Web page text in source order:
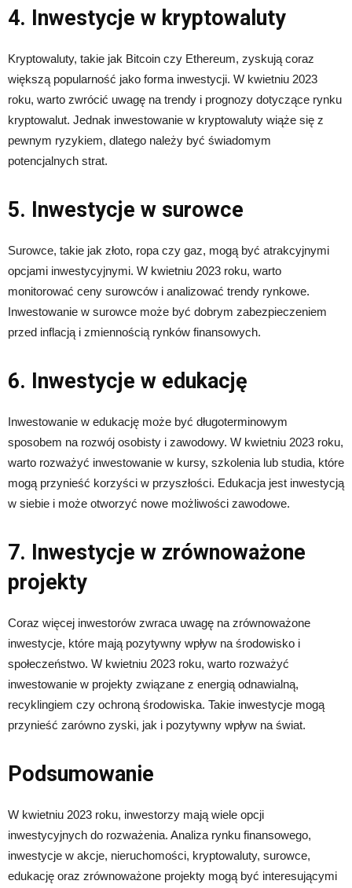
4. Inwestycje w kryptowaluty
Kryptowaluty, takie jak Bitcoin czy Ethereum, zyskują coraz
większą popularność jako forma inwestycji. W kwietniu 2023
roku, warto zwrócić uwagę na trendy i prognozy dotyczące rynku
kryptowalut. Jednak inwestowanie w kryptowaluty wiąże się z
pewnym ryzykiem, dlatego należy być świadomym
potencjalnych strat.
5. Inwestycje w surowce
Surowce, takie jak złoto, ropa czy gaz, mogą być atrakcyjnymi
opcjami inwestycyjnymi. W kwietniu 2023 roku, warto
monitorować ceny surowców i analizować trendy rynkowe.
Inwestowanie w surowce może być dobrym zabezpieczeniem
przed inflacją i zmiennością rynków finansowych.
6. Inwestycje w edukację
Inwestowanie w edukację może być długoterminowym
sposobem na rozwój osobisty i zawodowy. W kwietniu 2023 roku,
warto rozważyć inwestowanie w kursy, szkolenia lub studia, które
mogą przynieść korzyści w przyszłości. Edukacja jest inwestycją
w siebie i może otworzyć nowe możliwości zawodowe.
7. Inwestycje w zrównoważone
projekty
Coraz więcej inwestorów zwraca uwagę na zrównoważone
inwestycje, które mają pozytywny wpływ na środowisko i
społeczeństwo. W kwietniu 2023 roku, warto rozważyć
inwestowanie w projekty związane z energią odnawialną,
recyklingiem czy ochroną środowiska. Takie inwestycje mogą
przynieść zarówno zyski, jak i pozytywny wpływ na świat.
Podsumowanie
W kwietniu 2023 roku, inwestorzy mają wiele opcji
inwestycyjnych do rozważenia. Analiza rynku finansowego,
inwestycje w akcje, nieruchomości, kryptowaluty, surowce,
edukację oraz zrównoważone projekty mogą być interesującymi